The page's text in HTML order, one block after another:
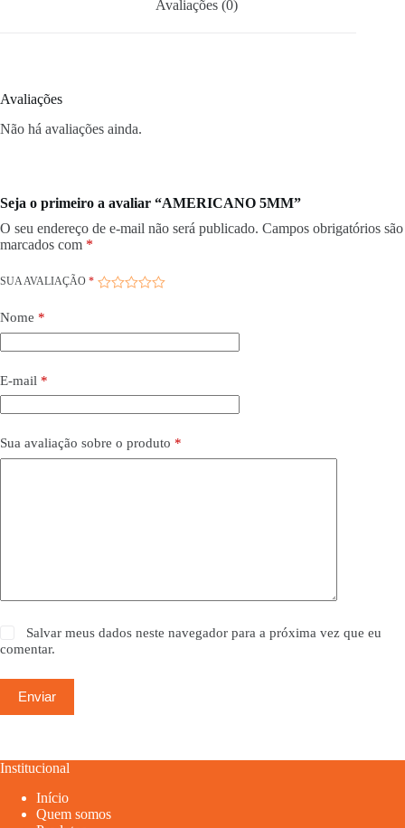
Avaliações (0)
Avaliações
Não há avaliações ainda.
Seja o primeiro a avaliar “AMERICANO 5MM”
O seu endereço de e-mail não será publicado. Campos obrigatórios são
marcados com *
SUA AVALIAÇÃO *
Nome *
E-mail *
Sua avaliação sobre o produto *
Salvar meus dados neste navegador para a próxima vez que eu
comentar.
Enviar
Institucional
Início
Quem somos